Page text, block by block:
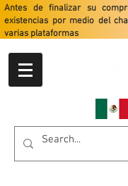
Antes de finalizar su
existencias por medio del
varias plataformas